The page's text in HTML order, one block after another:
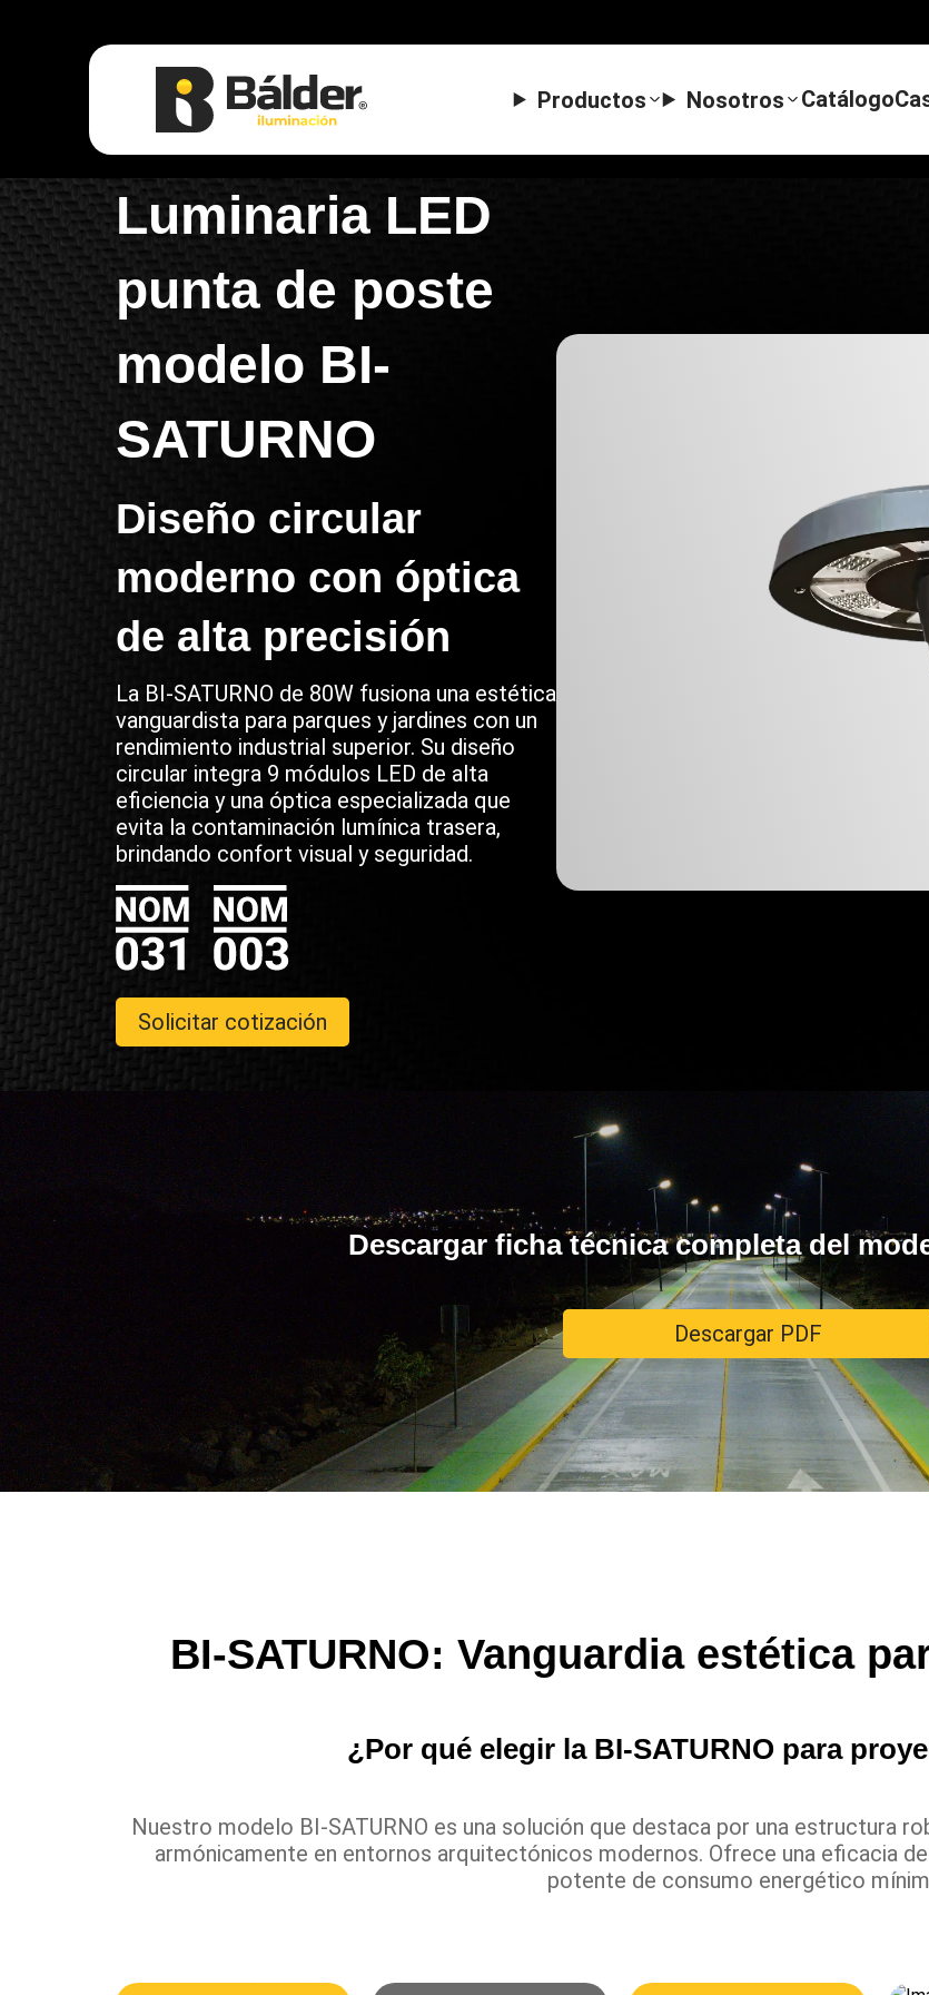
Productos Nosotros Catálogo
Luminaria LED
punta de poste
modelo BI-
SATURNO
Diseño circular
moderno con óptica
de alta precisión
La BI-SATURNO de 80W fusiona una estética
vanguardista para parques y jardines con un
rendimiento industrial superior. Su diseño
circular integra 9 módulos LED de alta
eficiencia y una óptica especializada que
evita la contaminación lumínica trasera,
brindando confort visual y seguridad.
Solicitar cotización
Descargar ficha técnica completa del
Descargar PDF
BI-SATURNO: Vanguardia estética
¿Por qué elegir la BI-SATURNO para
Nuestro modelo BI-SATURNO es una solución que destaca por una estructura
armónicamente en entornos arquitectónicos modernos. Ofrece una eficacia
potente de consumo energético